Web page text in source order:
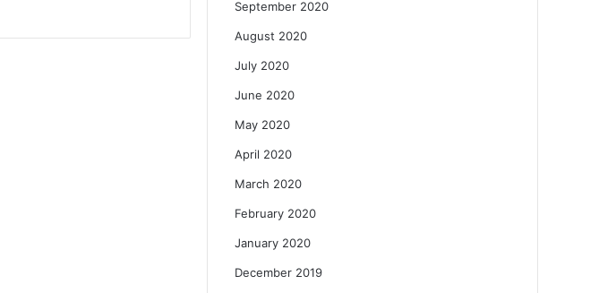
September 2020
August 2020
July 2020
June 2020
May 2020
April 2020
March 2020
February 2020
January 2020
December 2019